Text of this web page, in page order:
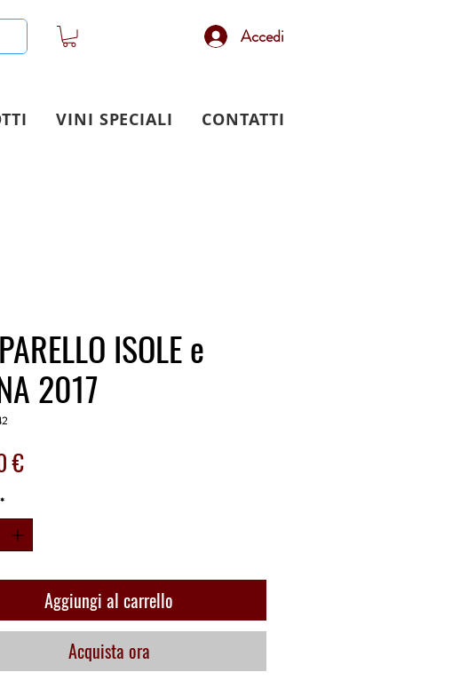
Accedi
VINI SPECIALI CONTATTI
ISOLE e
2017
€Prezzo
*
Aggiungi al carrello
Acquista ora